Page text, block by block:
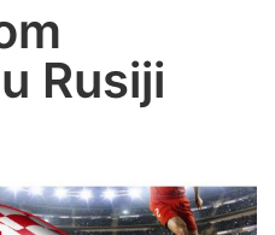
Rusiji